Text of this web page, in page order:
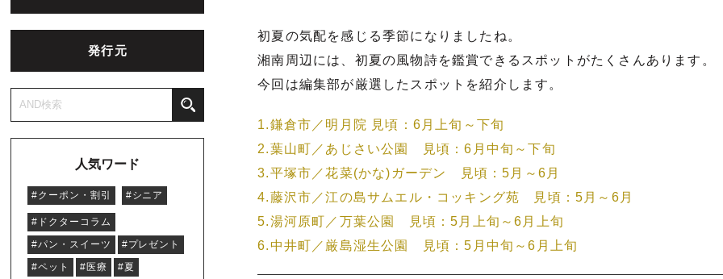
発行元
人気ワード
#クーポン・割引 #シニア
#ドクターコラム
#パン・スイーツ
#プレゼント
#ペット
#医療
#夏
初夏の気配を感じる季節になりましたね。
湘南周辺には、初夏の風物詩を鑑賞できるスポットがたくさんあります。
今回は編集部が厳選したスポットを紹介します。
1.鎌倉市／明月院 見頃：6月上旬～下旬
2.葉山町／あじさい公園 見頃：6月中旬～下旬
3.平塚市／花菜(かな)ガーデン 見頃：5月～6月
4.藤沢市／江の島サムエル・コッキング苑 見頃：5月～6月
5.湯河原町／万葉公園 見頃：5月上旬～6月上旬
6.中井町／厳島湿生公園 見頃：5月中旬～6月上旬